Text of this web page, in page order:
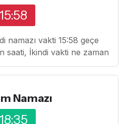
15:58
namazı vakti 15:58 geçe
saati, İkindi vakti ne zaman
Namazı
18:35